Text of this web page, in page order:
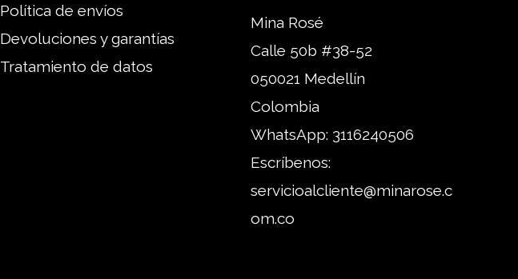
Política de envíos
Devoluciones y garantías
Tratamiento de datos
Mina Rosé
Calle 50b #38-52
050021 Medellín
Colombia
WhatsApp: 3116240506
Escríbenos:
servicioalcliente@minarose.c
om.co